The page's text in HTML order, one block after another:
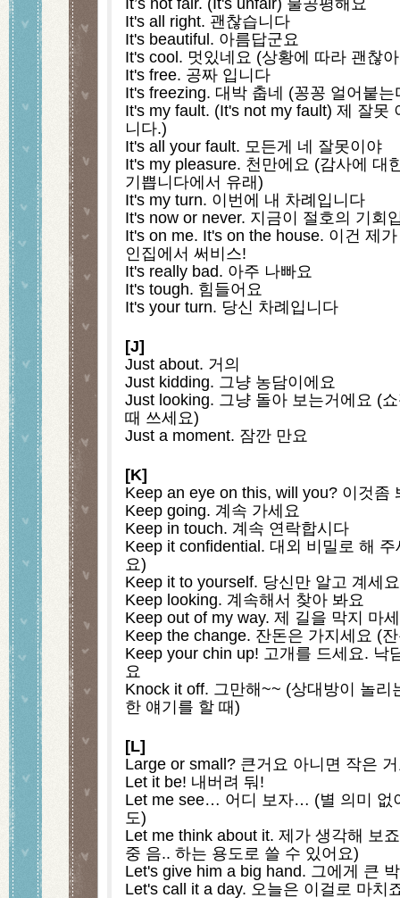
It's all right. 괜찮습니다
It's beautiful. 아름답군요
It's cool. 멋있네요 (상황에 따라 괜찮
It's free. 공짜 입니다
It's freezing. 대박 춥네 (꽁꽁 얼어붙
It's my fault. (It's not my fault) 제 잘못
니다.)
It's all your fault. 모든게 네 잘못이야
It's my pleasure. 천만에요 (감사에 대
기쁩니다에서 유래)
It's my turn. 이번에 내 차례입니다
It's now or never. 지금이 절호의 기회
It's on me. It's on the house. 이건 제
인집에서 써비스!
It's really bad. 아주 나빠요
It's tough. 힘들어요
It's your turn. 당신 차례입니다
[J]
Just about. 거의
Just kidding. 그냥 농담이에요
Just looking. 그냥 돌아 보는거에요 (쇼
때 쓰세요)
Just a moment. 잠깐 만요
[K]
Keep an eye on this, will you? 이것좀
Keep going. 계속 가세요
Keep in touch. 계속 연락합시다
Keep it confidential. 대외 비밀로 해
요)
Keep it to yourself. 당신만 알고 계세
Keep looking. 계속해서 찾아 봐요
Keep out of my way. 제 길을 막지 마
Keep the change. 잔돈은 가지세요 (
Keep your chin up! 고개를 드세요. 낙
요
Knock it off. 그만해~~ (상대방이 놀리
한 얘기를 할 때)
[L]
Large or small? 큰거요 아니면 작은
Let it be! 내버려 둬!
Let me see… 어디 보자… (별 의미 없
도)
Let me think about it. 제가 생각해 보
중 음.. 하는 용도로 쓸 수 있어요)
Let's give him a big hand. 그에게 큰
Let's call it a day. 오늘은 이걸로 마치